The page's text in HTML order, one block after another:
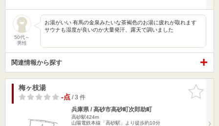
50代～
男性
お湯がいい 有馬の金泉みたいな茶褐色のお湯に疲れが取れます
サウナも湿度が良いのか大量発汗、露天で調いました
関連情報から探す
お気に入
りに追加
梅ヶ枝湯
-点/ 3 件
兵庫県 / 高砂市高砂町次郎助町
高砂駅424m
山陽電鉄本線「高砂駅」より徒歩約10分